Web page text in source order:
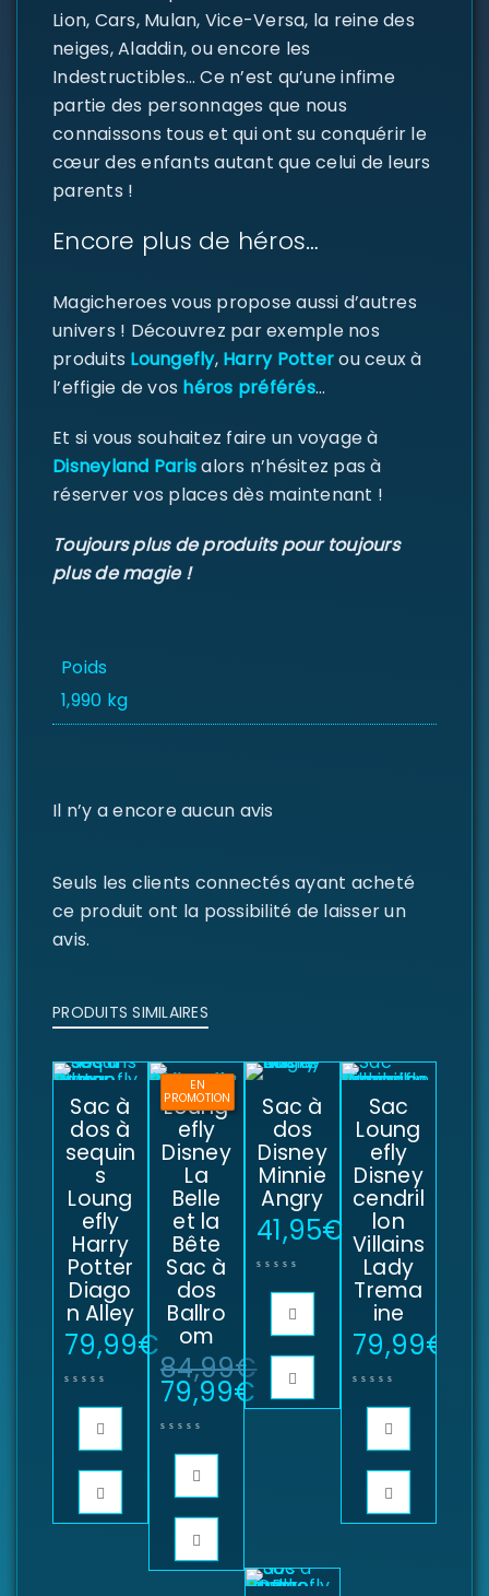
de passe
Se souvenir de moi
SE CONNECTER
DE PASSE PERDU ?
Lion, Cars, Mulan, Vice-Versa, la reine des
neiges, Aladdin, ou encore les
Indestructibles… Ce n’est qu’une infime
partie des personnages que nous
connaissons tous et qui ont su conquérir le
cœur des enfants autant que celui de leurs
parents !
Encore plus de héros…
Magicheroes vous propose aussi d’autres
univers ! Découvrez par exemple nos
produits Loungefly,Harry Potterou ceux à
l’effigie de vos héros préférés…
Et si vous souhaitez faire un voyage à
Disneyland Parisalors n’hésitez pas à
réserver vos places dès maintenant !
Toujours plus de produits pour toujours
plus de magie !
Poids
1,990 kg
Il n’y a encore aucun avis
Seuls les clients connectés ayant acheté
ce produit ont la possibilité de laisser un
avis.
PRODUITS SIMILAIRES
Sac à
dos à
sequin
s
Loung
efly
Harry
Potter
Diago
n Alley
79,99€
EN
PROMOTION
Loung
efly
Disney
La
Belle
et la
Bête
Sac à
dos
Ballro
om
84,99€
79,99€
Sac à
dos
Disney
Minnie
Angry
41,95€
Sac
Loung
efly
Disney
cendril
lon
Villains
Lady
Trema
ine
79,99€